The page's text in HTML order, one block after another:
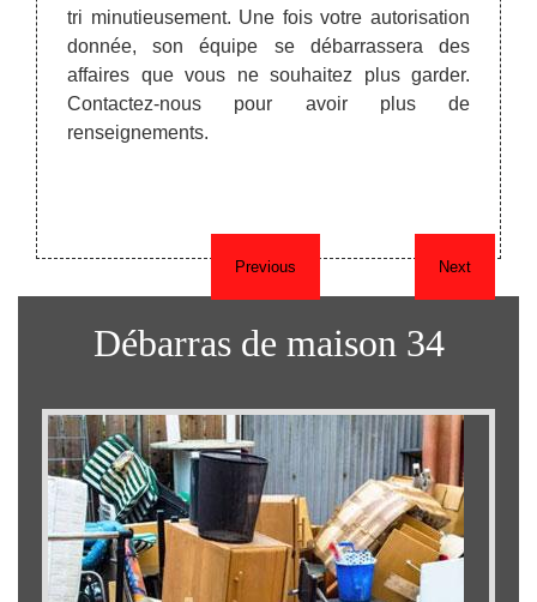
Previous
ses
vous
tri minutieusement. Une fois votre autorisation
donnée, son équipe se débarrassera des
affaires que vous ne souhaitez plus garder.
Contactez-nous pour avoir plus de
renseignements.
la
prix
avoir
Next
Débarras de maison 34